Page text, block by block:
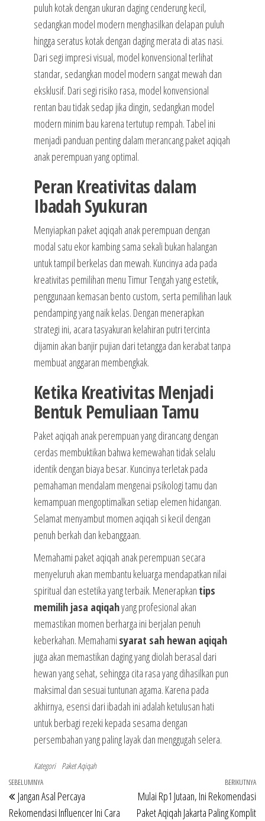
puluh kotak dengan ukuran daging cenderung kecil,
sedangkan model modern menghasilkan delapan puluh
hingga seratus kotak dengan daging merata di atas nasi.
Dari segi impresi visual, model konvensional terlihat
standar, sedangkan model modern sangat mewah dan
eksklusif. Dari segi risiko rasa, model konvensional
rentan bau tidak sedap jika dingin, sedangkan model
modern minim bau karena tertutup rempah. Tabel ini
menjadi panduan penting dalam merancang paket aqiqah
anak perempuan yang optimal.
Peran Kreativitas dalam
Ibadah Syukuran
Menyiapkan paket aqiqah anak perempuan dengan
modal satu ekor kambing sama sekali bukan halangan
untuk tampil berkelas dan mewah. Kuncinya ada pada
kreativitas pemilihan menu Timur Tengah yang estetik,
penggunaan kemasan bento custom, serta pemilihan lauk
pendamping yang naik kelas. Dengan menerapkan
strategi ini, acara tasyakuran kelahiran putri tercinta
dijamin akan banjir pujian dari tetangga dan kerabat tanpa
membuat anggaran membengkak.
Ketika Kreativitas Menjadi
Bentuk Pemuliaan Tamu
Paket aqiqah anak perempuan yang dirancang dengan
cerdas membuktikan bahwa kemewahan tidak selalu
identik dengan biaya besar. Kuncinya terletak pada
pemahaman mendalam mengenai psikologi tamu dan
kemampuan mengoptimalkan setiap elemen hidangan.
Selamat menyambut momen aqiqah si kecil dengan
penuh berkah dan kebanggaan.
Memahami paket aqiqah anak perempuan secara
menyeluruh akan membantu keluarga mendapatkan nilai
spiritual dan estetika yang terbaik. Menerapkan tips
memilih jasa aqiqahyang profesional akan
memastikan momen berharga ini berjalan penuh
keberkahan. Memahami syarat sah hewan aqiqah
juga akan memastikan daging yang diolah berasal dari
hewan yang sehat, sehingga cita rasa yang dihasilkan pun
maksimal dan sesuai tuntunan agama. Karena pada
akhirnya, esensi dari ibadah ini adalah ketulusan hati
untuk berbagi rezeki kepada sesama dengan
persembahan yang paling layak dan menggugah selera.
Kategori Paket Aqiqah
Navigasi
pos
Pos
Sebelumnya
SEBELUMNYA
Jangan Asal Percaya
Rekomendasi Influencer Ini Cara
BERIKUTNYA
Mulai Rp1 Jutaan, Ini Rekomendasi
Paket Aqiqah Jakarta Paling Komplit